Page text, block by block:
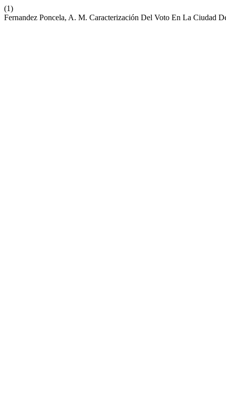
(1)
Fernandez Poncela, A. M. Caracterización Del Voto En La Ciudad